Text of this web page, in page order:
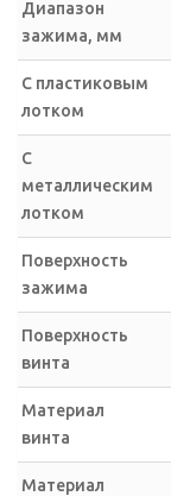
Диапазон
зажима, мм
С пластиковым
лотком
С
металлическим
лотком
Поверхность
зажима
Поверхность
винта
Материал
винта
Материал